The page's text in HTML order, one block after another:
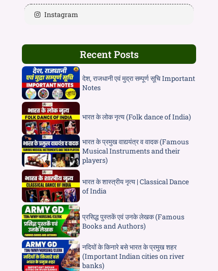
Instagram
Recent Posts
देश, राजधानी एवं मुद्रा सम्पूर्ण सूचि Important
Notes
भारत के लोक नृत्य (Folk dance of India)
भारत के प्रमुख वाद्ययंत्र व वादक (Famous
Musical Instruments and their
players)
भारत के शास्त्रीय नृत्य | Classical Dance
of India
प्रसिद्ध पुस्तकें एवं उनके लेखक (Famous
Books and Authors)
नदियों के किनारे बसे भारत के प्रमुख शहर
(Important Indian cities on river
banks)